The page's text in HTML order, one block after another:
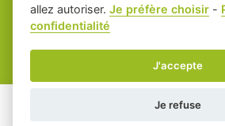
Place du village la solution web
des collectivités
Mentions légales-
allez autoriser.Je préfère choisir -
confidentialité
J'accepte
Je refuse